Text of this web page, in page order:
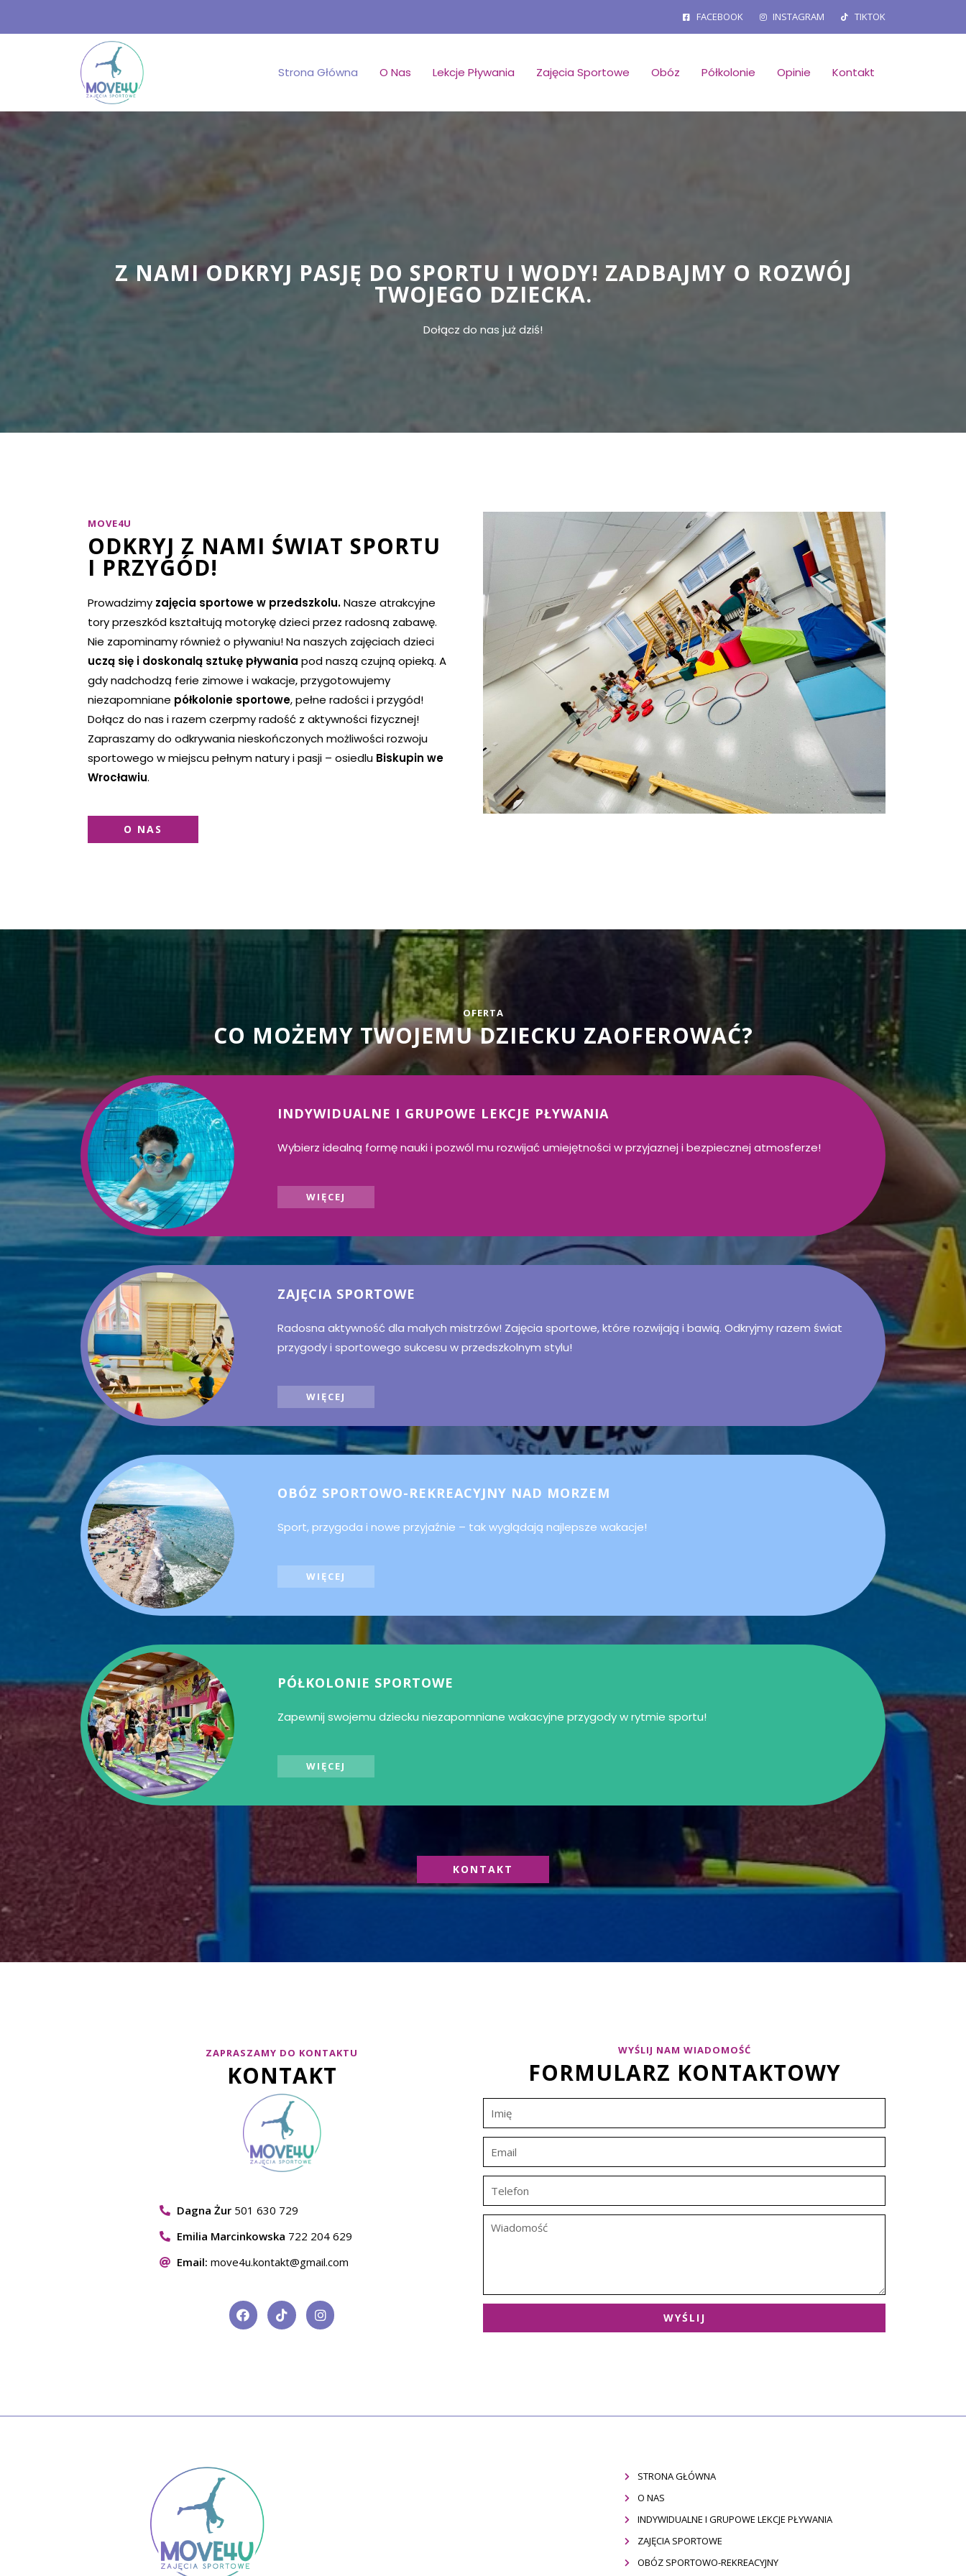
FACEBOOK INSTAGRAM TIKTOK
Strona Główna O Nas Lekcje Pływania Zajęcia Sportowe Obóz Półkolonie Opinie Kontakt
Z NAMI ODKRYJ PASJĘ DO SPORTU I WODY! ZADBAJMY O ROZWÓJ
TWOJEGO DZIECKA.
Dołącz do nas już dziś!
MOVE4U
ODKRYJ Z NAMI ŚWIAT SPORTU
I PRZYGÓD!
Prowadzimy zajęcia sportowe w przedszkolu.Nasze atrakcyjne
tory przeszkód kształtują motorykę dzieci przez radosną zabawę.
Nie zapominamy również o pływaniu! Na naszych zajęciach dzieci
uczą się i doskonalą sztukę pływania pod naszą czujną opieką. A
gdy nadchodzą ferie zimowe i wakacje, przygotowujemy
niezapomniane półkolonie sportowe, pełne radości i przygód!
Dołącz do nas i razem czerpmy radość z aktywności fizycznej!
Zapraszamy do odkrywania nieskończonych możliwości rozwoju
sportowego w miejscu pełnym natury i pasji – osiedlu Biskupin we
Wrocławiu.
O NAS
OFERTA
CO MOŻEMY TWOJEMU DZIECKU ZAOFEROWAĆ?
INDYWIDUALNE I GRUPOWE LEKCJE PŁYWANIA
Wybierz idealną formę nauki i pozwól mu rozwijać umiejętności w przyjaznej i bezpiecznej atmosferze!
WIĘCEJ
ZAJĘCIA SPORTOWE
Radosna aktywność dla małych mistrzów! Zajęcia sportowe, które rozwijają i bawią. Odkryjmy razem świat
przygody i sportowego sukcesu w przedszkolnym stylu!
WIĘCEJ
OBÓZ SPORTOWO-REKREACYJNY NAD MORZEM
Sport,przygoda i nowe przyjaźnie – takwyglądają najlepsze wakacje!
WIĘCEJ
PÓŁKOLONIE SPORTOWE
Zapewnij swojemu dziecku niezapomniane wakacyjne przygody w rytmie sportu!
WIĘCEJ
KONTAKT
ZAPRASZAMY DO KONTAKTU
KONTAKT
Dagna Żur 501 630 729
Emilia Marcinkowska 722 204 629
Email: move4u.kontakt@gmail.com
WYŚLIJ NAM WIADOMOŚĆ
FORMULARZ KONTAKTOWY
WYŚLIJ
STRONA GŁÓWNA
O NAS
INDYWIDUALNE I GRUPOWE LEKCJE PŁYWANIA
ZAJĘCIA SPORTOWE
OBÓZ SPORTOWO-REKREACYJNY